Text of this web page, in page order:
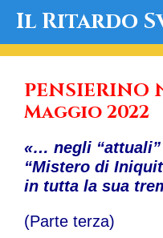
Il Ritardo
PENSIERINO
Maggio 2022
«… negli
“Mistero di
in tutta la sua
(Parte terza)